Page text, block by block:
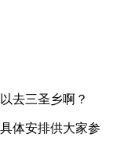
去三圣乡啊？
体安排供大家参